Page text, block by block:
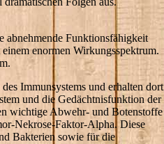
abnehmende Funktionsfähigkeit
enormen Wirkungsspektrum.
Immunsystems und erhalten dort
und die Gedächtnisfunktion der
wichtige Abwehr- und Botenstoffe
Nekrose-Faktor-Alpha. Diese
Bakterien sowie für die